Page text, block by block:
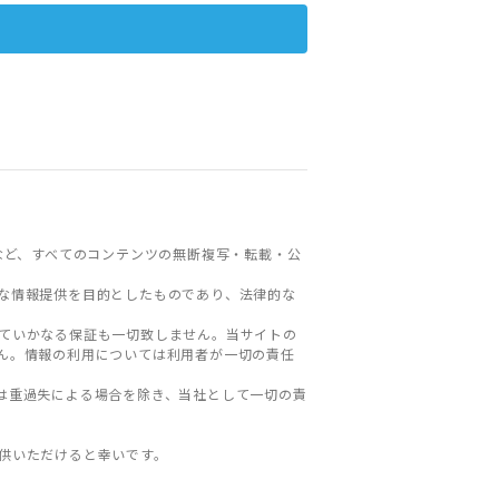
、すべてのコンテンツの無断複写・転載・公
報提供を目的としたものであり、法律的な
いかなる保証も一切致しません。当サイトの
情報の利用については利用者が一切の責任
過失による場合を除き、当社として一切の責
ただけると幸いです。